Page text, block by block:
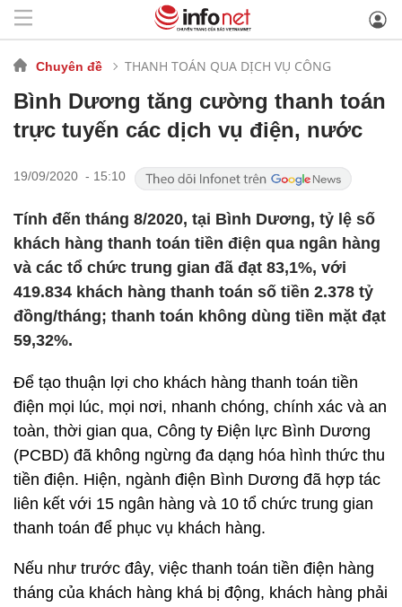
Chuyên đề THANH TOÁN QUA DỊCH VỤ CÔNG
Bình Dương tăng cường thanh toán
trực tuyến các dịch vụ điện, nước
19/09/2020 - 15:10
Tính đến tháng 8/2020, tại Bình Dương, tỷ lệ số
khách hàng thanh toán tiền điện qua ngân hàng
và các tổ chức trung gian đã đạt 83,1%, với
419.834 khách hàng thanh toán số tiền 2.378 tỷ
đồng/tháng; thanh toán không dùng tiền mặt đạt
59,32%.
Để tạo thuận lợi cho khách hàng thanh toán tiền
điện mọi lúc, mọi nơi, nhanh chóng, chính xác và an
toàn, thời gian qua, Công ty Điện lực Bình Dương
(PCBD) đã không ngừng đa dạng hóa hình thức thu
tiền điện. Hiện, ngành điện Bình Dương đã hợp tác
liên kết với 15 ngân hàng và 10 tổ chức trung gian
thanh toán để phục vụ khách hàng.
Nếu như trước đây, việc thanh toán tiền điện hàng
tháng của khách hàng khá bị động, khách hàng phải